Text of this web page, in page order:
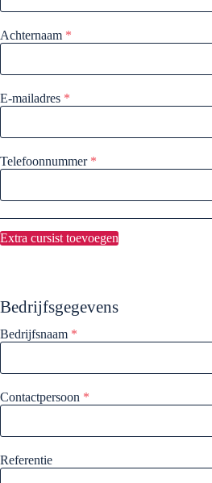
Achternaam *
E-mailadres *
Telefoonnummer *
Extra cursist toevoegen
Bedrijfsgegevens
Bedrijfsnaam *
Contactpersoon *
Referentie